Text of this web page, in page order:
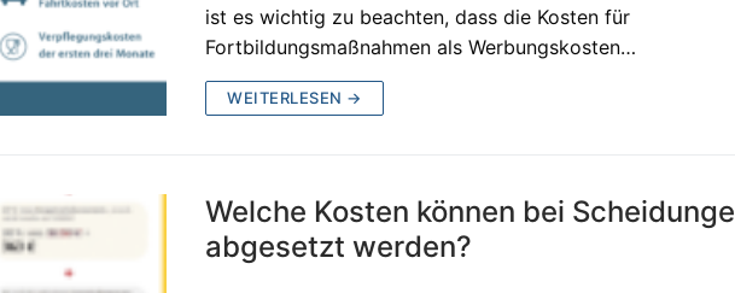
ist es wichtig zu beachten, dass die Kosten für
Fortbildungsmaßnahmen als Werbungskosten…
WEITERLESEN →
Welche Kosten können bei
abgesetzt werden?